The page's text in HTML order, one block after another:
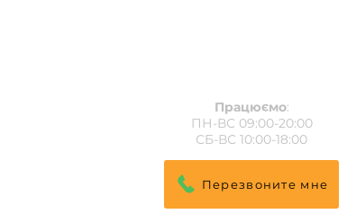
Працюємо:
ПН-ВС 09:00-20:00
СБ-ВС 10:00-18:00
Перезвоните мне